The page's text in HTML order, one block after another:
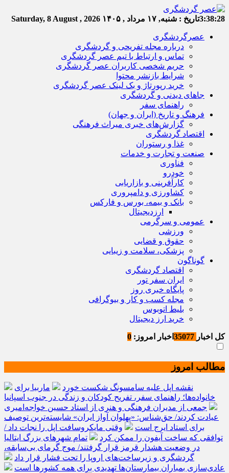
3:38:29تاریخ : شنبه, ۱۷ مرداد , ۱۴۰۵ Saturday, 8 August , 2026
عصرگردشگری
درباره مجله تفریحی و گردشگری
تماس و ارتباط با تیم عصر گردشگری
حریم شخصی کاربران عصر گردشگری
شرایط بازنشر محتوا
خرید رپورتاژ و بک لینک عصر گردشگری
جاهای دیدنی و گردشگری
راهنمای سفر
فرهنگ و تاریخ (ایران و جهان)
گزارش‌های خبری میراث فرهنگی
اقتصاد گردشگری
غذا و رستوران
صنعت و تجارت و خدمات
فناوری
خودرو
کارآفرینی و بازاریابی
کشاورزی و دامپروری
بانک و بیمه، بورس و فارکس
ارزدیجیتال
عمومی و سرگرمی
ورزشی
حقوق و قضایی
پزشکی، سلامت و زیبایی
گوناگون
اقتصاد گردشگری
ایران سفر تور
پایگاه خبری روز
مجله کسب و کار و بیوگرافی
بلیط اتوبوس
خرید ارز دیجیتال
کل اخبار اخبار امروز: 0
مطالب امروز
نقشه اپل علیه سامسونگ شکست خورد
ماربیا برای
خانواده‌ها؛ راهنمای سفر، تفریح کودکان و زندگی در جنوب اسپانیا
جمعی از مدیران فرهنگی و هنری از استاد حسین خواجه‌امیری
عیادت کردند/ حق‌شناس: «پهلوان آواز ایران» شایسته‌ترین توصیف
برای استاد ایرج است
وقتی مایکروسافت اپل را نجات داد /
توافقی که ساخت آیفون را ممکن کرد
تمام شهرهای بزرگ ایتالیا
در وضعیت هشدار قرمز قرار گرفتند/ موج گرمای بی‌سابقه،
گردشگری و زیرساخت‌های اروپا را تحت فشار قرار داد
عادی‌سازی بمباران بیمارستان‌ها تهدیدی برای همه کشورها است